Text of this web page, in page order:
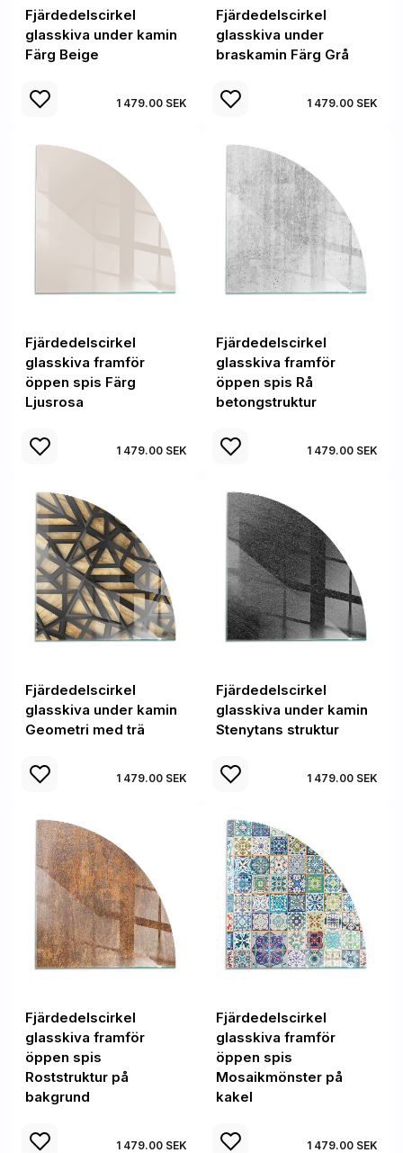
Fjärdedelscirkel
glasskiva under kamin
Färg Beige
1 479.00 SEK
Fjärdedelscirkel
glasskiva under
braskamin Färg Grå
1 479.00 SEK
Fjärdedelscirkel
glasskiva framför
öppen spis Färg
Ljusrosa
1 479.00 SEK
Fjärdedelscirkel
glasskiva framför
öppen spis Rå
betongstruktur
1 479.00 SEK
Fjärdedelscirkel
glasskiva under kamin
Geometri med trä
1 479.00 SEK
Fjärdedelscirkel
glasskiva under kamin
Stenytans struktur
1 479.00 SEK
Fjärdedelscirkel
glasskiva framför
öppen spis
Roststruktur på
bakgrund
1 479.00 SEK
Fjärdedelscirkel
glasskiva framför
öppen spis
Mosaikmönster på
kakel
1 479.00 SEK